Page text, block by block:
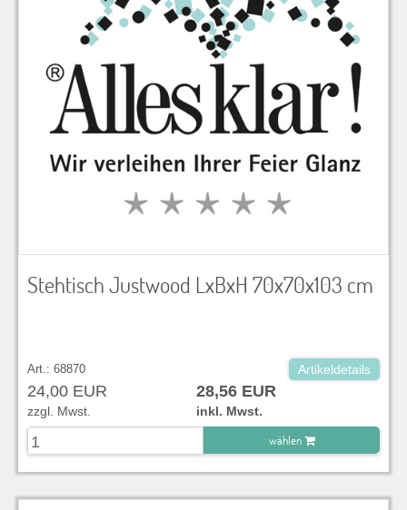
Stehtisch Justwood LxBxH 70x70x103 cm
Art.: 68870 Artikeldetails
24,00 EUR 28,56 EUR
zzgl. Mwst.
inkl. Mwst.
wählen
zu Warenkorb hinzugefügt.